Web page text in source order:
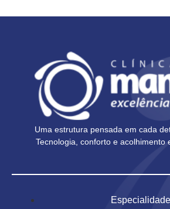
Uma estrutura pensada em cada
Tecnologia, conforto e acolhimento